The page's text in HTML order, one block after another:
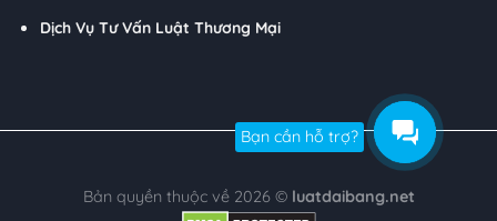
Dịch Vụ Tư Vấn Luật Thương Mại
Bạn cần hỗ trợ?
Bản quyền thuộc về 2026 © luatdaibang.net